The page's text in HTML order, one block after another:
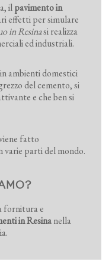
ilpavimento in
effetti per simulare
in Resinasi realizza
ed industriali.
ambienti domestici
del cemento, si
e che ben si
fatto
parti del mondo.
fornitura e
in Resinanella